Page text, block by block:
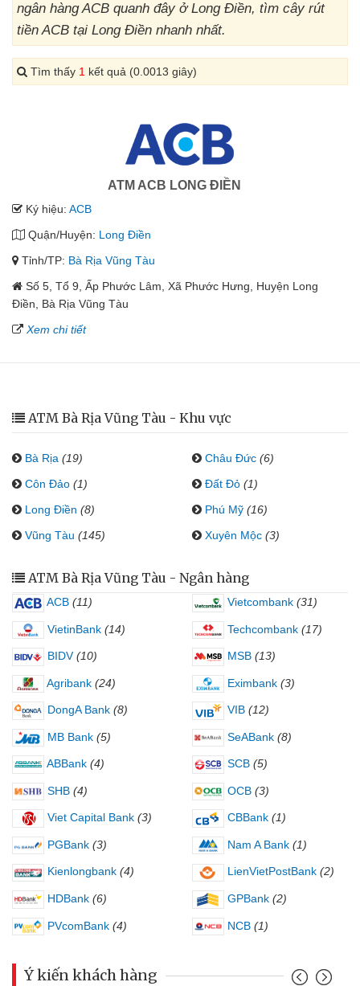
ngân hàng ACB quanh đây ở Long Điền, tìm cây rút
tiền ACB tại Long Điền nhanh nhất.
Tìm thấy 1 kết quả (0.0013 giây)
ATM ACB LONG ĐIỀN
Ký hiệu: ACB
Quận/Huyện: Long Điền
Tỉnh/TP: Bà Rịa Vũng Tàu
Số 5, Tổ 9, Ấp Phước Lâm, Xã Phước Hưng, Huyện Long
Điền, Bà Rịa Vũng Tàu
Xem chi tiết
ATM Bà Rịa Vũng Tàu - Khu vực
Bà Rịa (19) Châu Đức (6)
Côn Đảo (1) Đất Đỏ (1)
Long Điền (8) Phú Mỹ (16)
Vũng Tàu (145) Xuyên Mộc (3)
ATM Bà Rịa Vũng Tàu - Ngân hàng
ACB (11) Vietcombank (31)
VietinBank (14) Techcombank (17)
BIDV (10) MSB (13)
Agribank (24) Eximbank (3)
DongA Bank (8) VIB (12)
MB Bank (5) SeABank (8)
ABBank (4) SCB (5)
SHB (4) OCB (3)
Viet Capital Bank (3) CBBank (1)
PGBank (3) Nam A Bank (1)
Kienlongbank (4) LienVietPostBank (2)
HDBank (6) GPBank (2)
PVcomBank (4) NCB (1)
Ý kiến khách hàng